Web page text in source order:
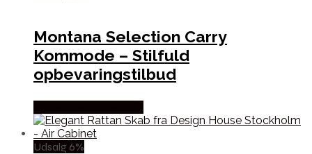
Montana Selection Carry
Kommode – Stilfuld
opbevaringstilbud
Udsalg 6%